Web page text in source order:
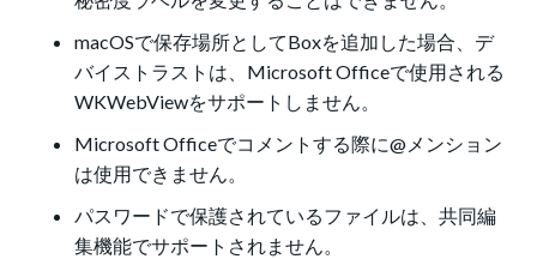
macOSで保存場所としてBoxを追加した場合、デ
バイストラストは、Microsoft Officeで使用される
WKWebViewをサポートしません。
Microsoft Officeでコメントする際に@メンション
は使用できません。
パスワードで保護されているファイルは、共同編
集機能でサポートされません。